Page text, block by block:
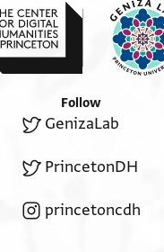
| כל מן אלמדכורין | ו… |
Follow
GenizaLab
PrincetonDH
princetoncdh